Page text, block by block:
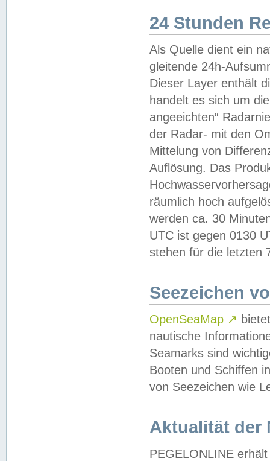
24 Stunden
Als Quelle dient ein
gleitende 24h-
Dieser Layer enthält
handelt es sich um
angeeichten“
der Radar- mit den
Mittelung von
Auflösung. Das
räumlich hoch
werden ca. 30
UTC ist gegen 0130
stehen für die letzten
Seezeichen
OpenSeaMap ↗
nautische
Seamarks sind
Booten und Schiffen
von Seezeichen wie
Aktualität der
PEGELONLINE